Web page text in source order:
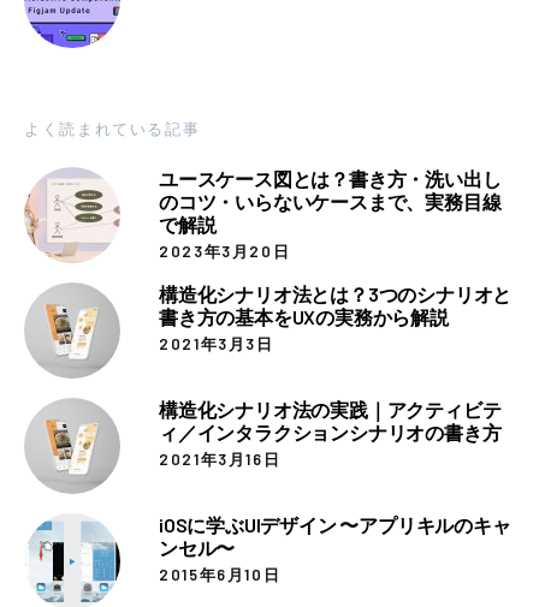
よく読まれている記事
ユースケース図とは？書き方・洗い出し
のコツ・いらないケースまで、実務目線
で解説
2023年3月20日
構造化シナリオ法とは？3つのシナリオと
書き方の基本をUXの実務から解説
2021年3月3日
構造化シナリオ法の実践｜アクティビテ
ィ／インタラクションシナリオの書き方
2021年3月16日
iOSに学ぶUIデザイン 〜アプリキルのキャ
ンセル〜
2015年6月10日